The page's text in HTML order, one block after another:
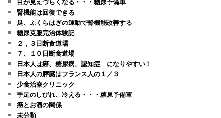
腎機能は回復できる
足、ふくらはぎの運動で腎機能改善する
糖尿克服完治体験記
２，３日断食道場
７、１０日断食道場
日本人は癌、糖尿病、認知症 になりやすい！
日本人の膵臓はフランス人の１／３
少食治療クリニック
手足のしびれ、冷える・・・糖尿予備軍
癌とお酒の関係
未分類